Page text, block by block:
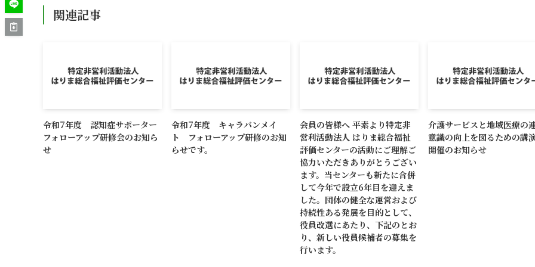
関連記事
令和7年度 認知症サポーター
フォローアップ研修会のお知ら
せ
令和7年度 キャラバンメイ
ト フォローアップ研修のお知
らせです。
会員の皆様へ 平素より特定非
営利活動法人 はりま総合福祉
評価センターの活動にご理解ご
協力いただきありがとうござい
ます。当センターも新たに合併
して今年で設立6年目を迎えま
した。団体の健全な運営および
持続性ある発展を目的として、
役員改選にあたり、下記のとお
り、新しい役員候補者の募集を
行います。
介護サービスと地域医療の
意識の向上を図るための講
開催のお知らせ